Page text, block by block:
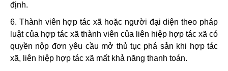
định.
6. Thành viên hợp tác xã hoặc người đại diện theo pháp
luật của hợp tác xã thành viên của liên hiệp hợp tác xã có
quyền nộp đơn yêu cầu mở thủ tục phá sản khi hợp tác
xã, liên hiệp hợp tác xã mất khả năng thanh toán.